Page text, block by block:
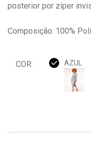
posterior por zíper
Composição: 100%
COR: AZUL